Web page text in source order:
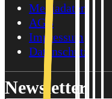
Mediadaten
AGB
Impressum
Datenschutz
Newsletter